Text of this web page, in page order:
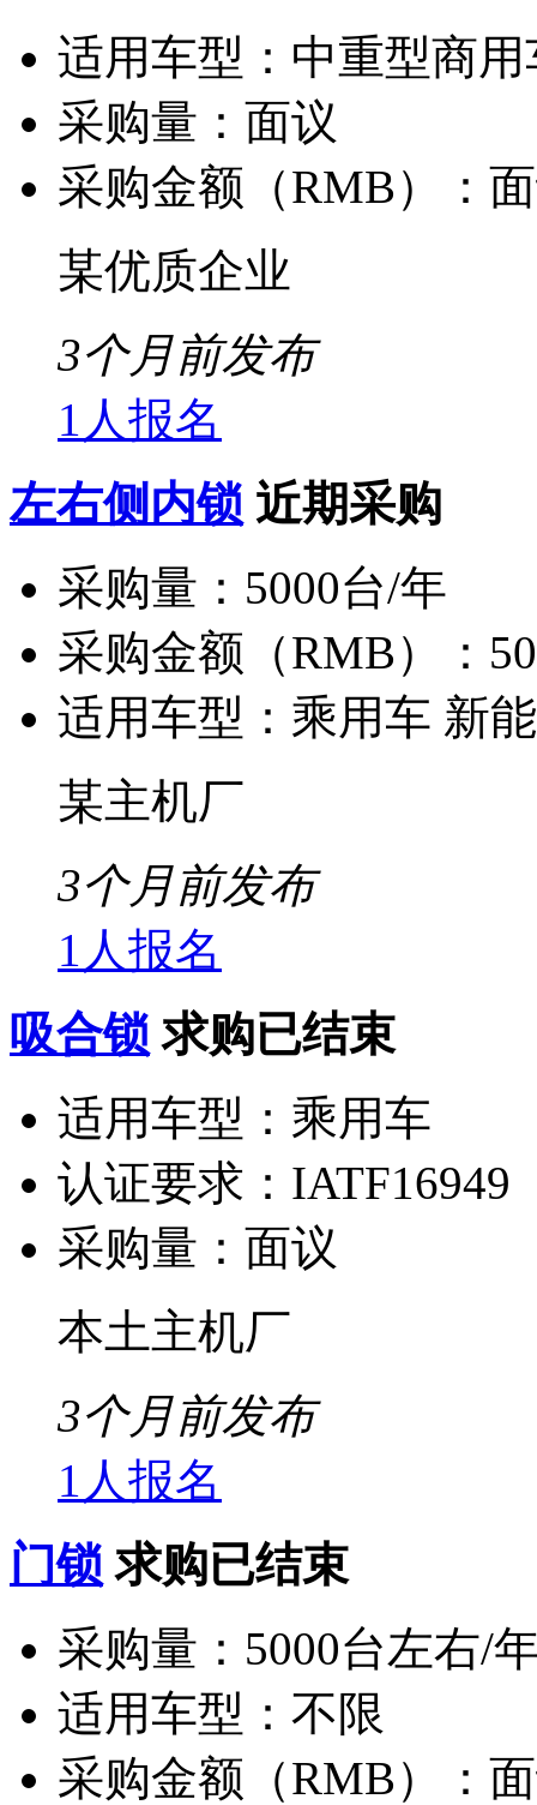
适用车型： 中重型商
采购量： 面议
采购金额（RMB）：
某优质企业
3个月前发布
1人报名
左右侧内锁 近期采购
采购量： 5000台/年
采购金额（RMB）：
适用车型： 乘用车 新
某主机厂
3个月前发布
1人报名
吸合锁 求购已结束
适用车型： 乘用车
认证要求： IATF16949
采购量： 面议
本土主机厂
3个月前发布
1人报名
门锁 求购已结束
采购量： 5000台左右/
适用车型： 不限
采购金额（RMB）：